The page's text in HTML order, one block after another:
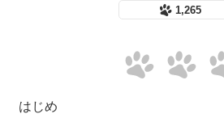
1,265
はじめ